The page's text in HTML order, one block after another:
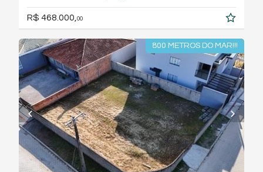
R$ 468.000,00
800 METROS DO MAR!!!